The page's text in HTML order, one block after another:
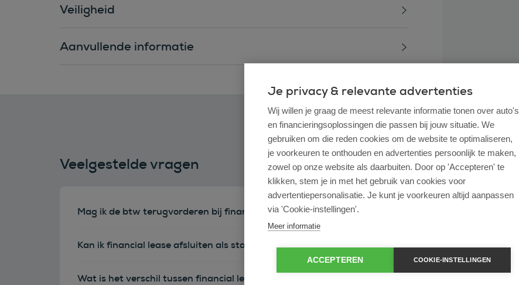
Veiligheid
Aanvullende informatie
Veelgestelde vragen
Mag ik de btw terugvorderen bij financial lease?
Kan ik financial lease afsluiten als startende ondernemer?
Wat is het verschil tussen financial lease en operational lease?
Je privacy & relevante advertenties
Wij willen je graag de meest relevante informatie tonen over auto's
en financieringsoplossingen die passen bij jouw situatie. We
gebruiken om die reden cookies om de website te optimaliseren,
je voorkeuren te onthouden en advertenties persoonlijk te maken,
zowel op onze website als daarbuiten. Door op 'Accepteren' te
klikken, stem je in met het gebruik van cookies voor
advertentiepersonalisatie. Je kunt je voorkeuren altijd aanpassen
via 'Cookie-instellingen'.
Meer informatie
ACCEPTEREN COOKIE-INSTELLINGEN